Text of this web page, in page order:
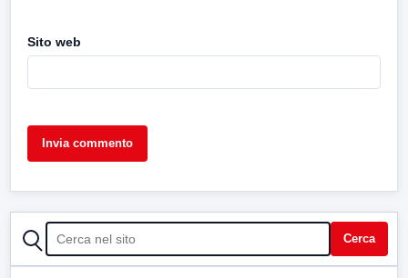
Sito web
CERCA Cerca